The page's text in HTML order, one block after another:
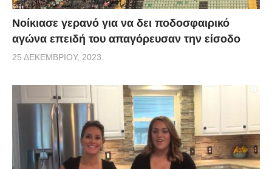
Νοίκιασε γερανό για να δει ποδοσφαιρικό
αγώνα επειδή του απαγόρευσαν την είσοδο
25 ΔΕΚΕΜΒΡΊΟΥ, 2023